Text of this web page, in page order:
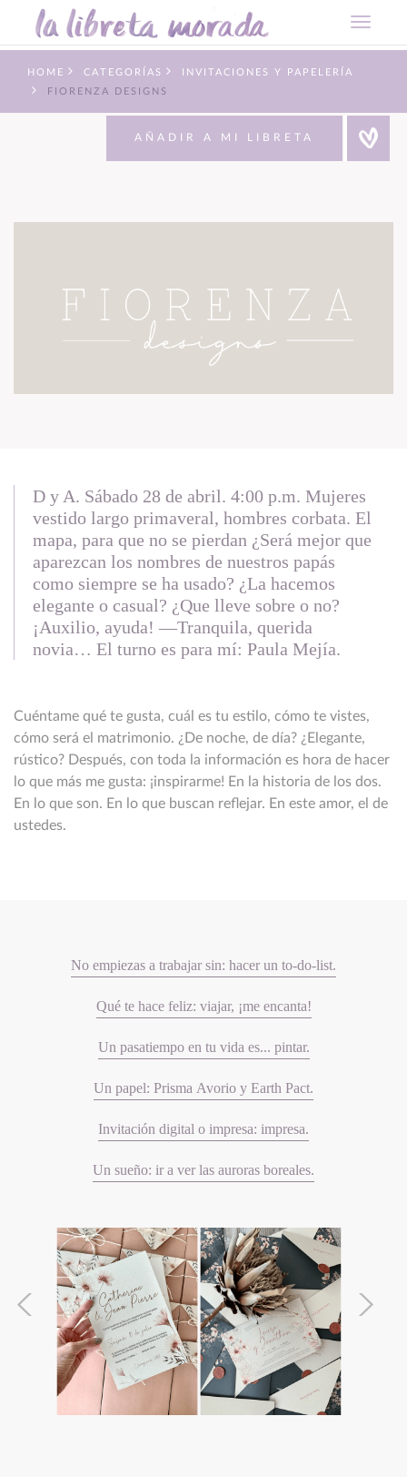
HOME CATEGORÍAS
INVITACIONES Y PAPELERÍA
FIORENZA DESIGNS
AÑADIR A MI LIBRETA
D y A. Sábado 28 de abril. 4:00 p.m. Mujeres
vestido largo primaveral, hombres corbata. El
mapa, para que no se pierdan ¿Será mejor que
aparezcan los nombres de nuestros papás
como siempre se ha usado? ¿La hacemos
elegante o casual? ¿Que lleve sobre o no?
¡Auxilio, ayuda! —Tranquila, querida
novia… El turno es para mí: Paula Mejía.
Cuéntame qué te gusta, cuál es tu estilo, cómo te vistes,
cómo será el matrimonio. ¿De noche, de día? ¿Elegante,
rústico? Después, con toda la información es hora de hacer
lo que más me gusta: ¡inspirarme! En la historia de los dos.
En lo que son. En lo que buscan reflejar. En este amor, el de
ustedes.
No empiezas a trabajar sin: hacer un to-do-list.
Qué te hace feliz: viajar, ¡me encanta!
Un pasatiempo en tu vida es... pintar.
Un papel: Prisma Avorio y Earth Pact.
Invitación digital o impresa: impresa.
Un sueño: ir a ver las auroras boreales.